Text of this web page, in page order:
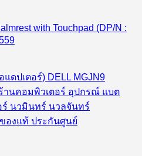
with Touchpad (DP/N :